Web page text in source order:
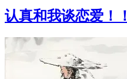
认真和我谈恋爱！！